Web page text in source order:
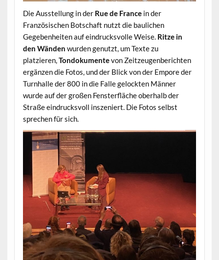
Die Ausstellung in der Rue de Francein der
Französischen Botschaft nutzt die baulichen
Gegebenheiten auf eindrucksvolle Weise. Ritze in
den Wänden wurden genutzt, um Texte zu
platzieren,Tondokumentevon Zeitzeugenberichten
ergänzen die Fotos, und der Blick von der Empore der
Turnhalle der 800 in die Falle gelockten Männer
wurde auf der großen Fensterfläche oberhalb der
Straße eindrucksvoll inszeniert. Die Fotos selbst
sprechen für sich.